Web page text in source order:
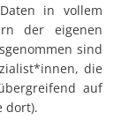
in vollem
der eigenen
sind
die
auf
dort).